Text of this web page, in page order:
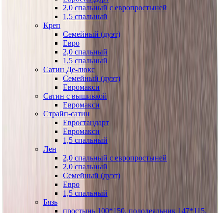
2,0 спальный с европростыней
1,5 спальный
Креп
Семейный (дуэт)
Евро
2,0 спальный
1,5 спальный
Сатин Де-люкс
Семейный (дуэт)
Евромакси
Сатин с вышивкой
Евромакси
Страйп-сатин
Евростандарт
Евромакси
1,5 спальный
Лен
2,0 спальный с европростыней
2,0 спальный
Семейный (дуэт)
Евро
1,5 спальный
Бязь
простынь 100*150, пододеяльник 147*115,